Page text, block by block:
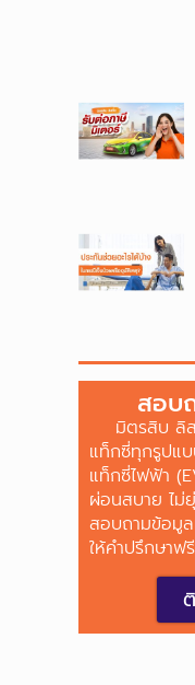
สอบ
มิตรสิบ ลิส
แท็กซี่ทุกรูปแ
แท็กซี่ไฟฟ้า
ผ่อนสบาย ไม่
สอบถามข้อมู
ให้คำปรึกษาฟ